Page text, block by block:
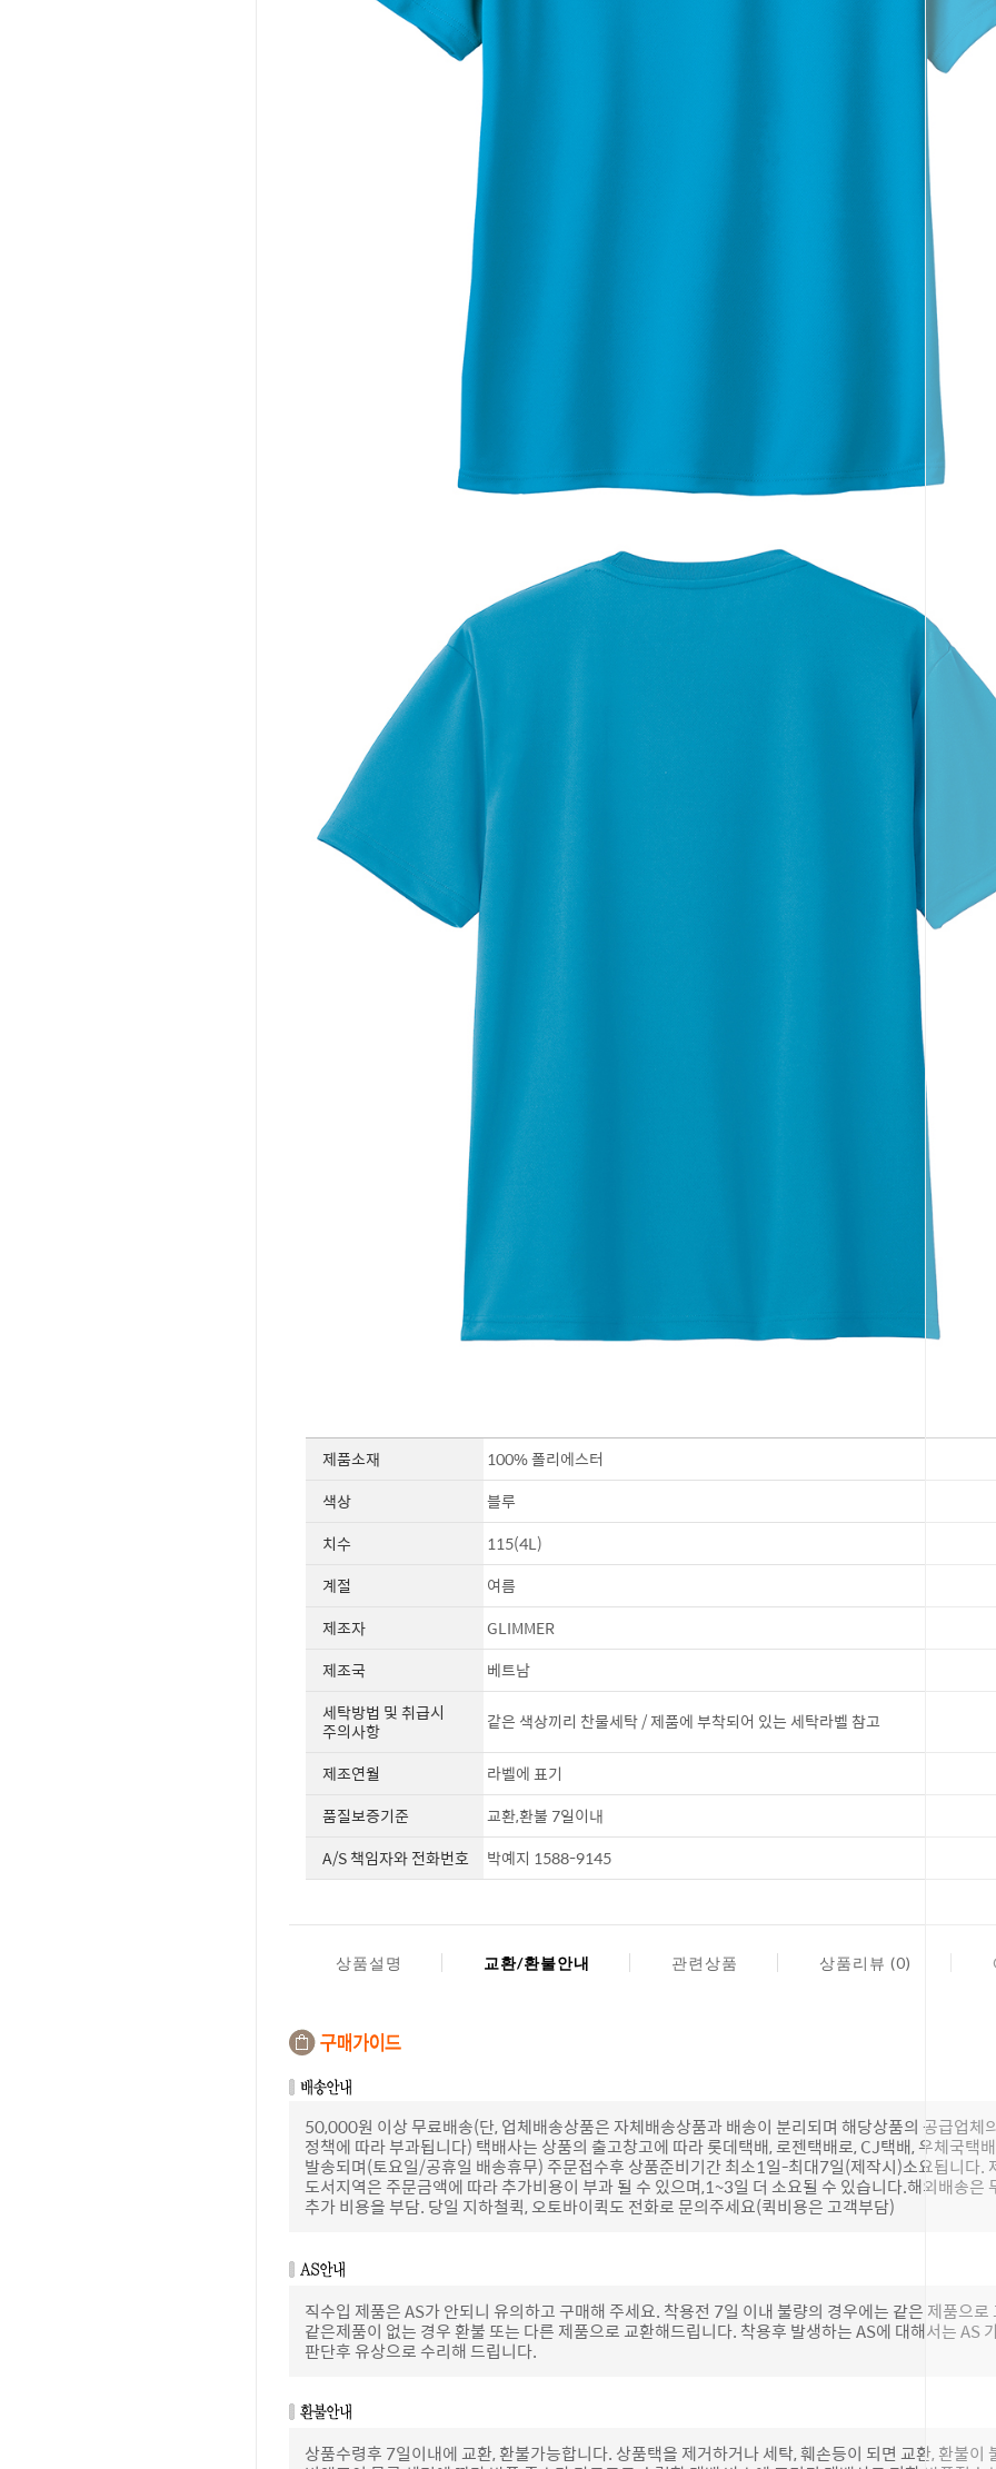
제품소재
100% 폴리에스터
색상
블루
치수
115(4L)
계절
여름
제조자
GLIMMER
제조국
베트남
세탁방법 및 취급시
주의사항 같은 색상끼리 찬물세탁 / 제품에 부착되어 있는 세탁라벨 참고
제조연월
라벨에 표기
품질보증기준
교환,환불 7일이내
A/S 책임자와 전화번호
박예지 1588-9145
상품설명 교환/환불안내 관련상품 상품리뷰 (0)
50,000원 이상 무료배송(단, 업체배송상품은 자체배송상품과 배송이 분리되며 해당상품의 공급업체
정책에 따라 부과됩니다) 택배사는 상품의 출고창고에 따라 롯데택배, 로젠택배로, CJ택배, 우체국택
발송되며(토요일/공휴일 배송휴무) 주문접수후 상품준비기간 최소1일-최대7일(제작시)소요됩니다.
도서지역은 주문금액에 따라 추가비용이 부과 될 수 있으며,1~3일 더 소요될 수 있습니다.해외배송은
추가 비용을 부담. 당일 지하철퀵, 오토바이퀵도 전화로 문의주세요(퀵비용은 고객부담)
직수입 제품은 AS가 안되니 유의하고 구매해 주세요. 착용전 7일 이내 불량의 경우에는 같은 제품으
같은제품이 없는 경우 환불 또는 다른 제품으로 교환해드립니다. 착용후 발생하는 AS에 대해서는 AS
판단후 유상으로 수리해 드립니다.
상품수령후 7일이내에 교환, 환불가능합니다. 상품택을 제거하거나 세탁, 훼손등이 되면 교환, 환불이